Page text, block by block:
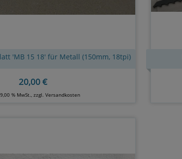
'MB 15 18' für Metall (150mm, 18tpi)
20,00 €
% MwSt., zzgl. Versandkosten